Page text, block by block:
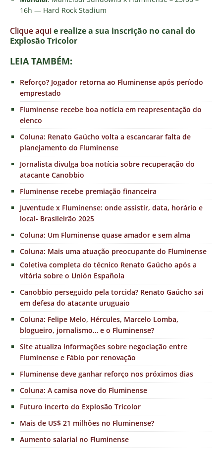
16h — Hard Rock Stadium
Clique aquie realize a sua inscrição no canal do
Explosão Tricolor
LEIA TAMBÉM:
Reforço? Jogador retorna ao Fluminense após período
emprestado
Fluminense recebe boa notícia em reapresentação do
elenco
Coluna: Renato Gaúcho volta a escancarar falta de
planejamento do Fluminense
Jornalista divulga boa notícia sobre recuperação do
atacante Canobbio
Fluminense recebe premiação financeira
Juventude x Fluminense: onde assistir, data, horário e
local- Brasileirão 2025
Coluna: Um Fluminense quase amador e sem alma
Coluna: Mais uma atuação preocupante do Fluminense
Coletiva completa do técnico Renato Gaúcho após a
vitória sobre o Unión Española
Canobbio perseguido pela torcida? Renato Gaúcho sai
em defesa do atacante uruguaio
Coluna: Felipe Melo, Hércules, Marcelo Lomba,
blogueiro, jornalismo… e o Fluminense?
Site atualiza informações sobre negociação entre
Fluminense e Fábio por renovação
Fluminense deve ganhar reforço nos próximos dias
Coluna: A camisa nove do Fluminense
Futuro incerto do Explosão Tricolor
Mais de US$ 21 milhões no Fluminense?
Aumento salarial no Fluminense